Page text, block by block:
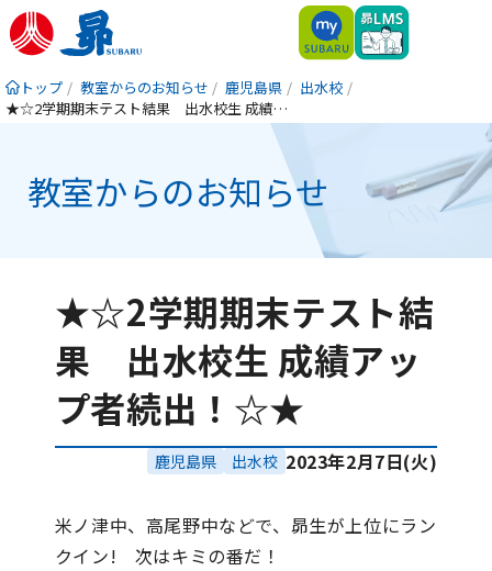
トップ 教室からのお知らせ 鹿児島県
出水校
★☆2学期期末テスト結果 出水校生 成績アップ者続出！☆★
教室からのお知らせ
★☆2学期期末テスト結
果 出水校生 成績アッ
プ者続出！☆★
鹿児島県 出水校 2023年2月7日(火)
米ノ津中、高尾野中などで、昴生が上位にラン
クイン! 次はキミの番だ！